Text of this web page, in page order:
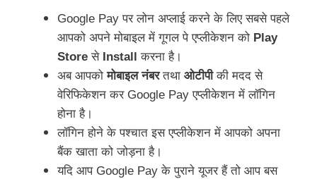
Google Pay पर लोन अप्लाई करने के लिए सबसे पहले
आपको अपने मोबाइल में गूगल पे एप्लीकेशन को Play
Storeसे Installकरना है।
अब आपकोमोबाइल नंबरतथा ओटीपीकी मदद से
वेरिफिकेशन कर Google Pay एप्लीकेशन में लॉगिन
होना है।
लॉगिन होने के पश्चात इस एप्लीकेशन में आपको अपना
बैंक खाता को जोड़ना है।
यदि आप Google Pay के पुराने यूजर हैं तो आप बस